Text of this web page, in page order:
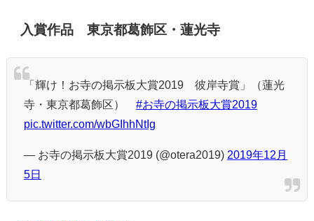
入賞作品 東京都葛飾区・蓮光寺
「輝け！お寺の掲示板大賞2019 彼岸寺賞」（蓮光
寺・東京都葛飾区） #お寺の掲示板大賞2019
pic.twitter.com/wbGIhhNtIg
— お寺の掲示板大賞2019 (@otera2019) 2019年12月
5日